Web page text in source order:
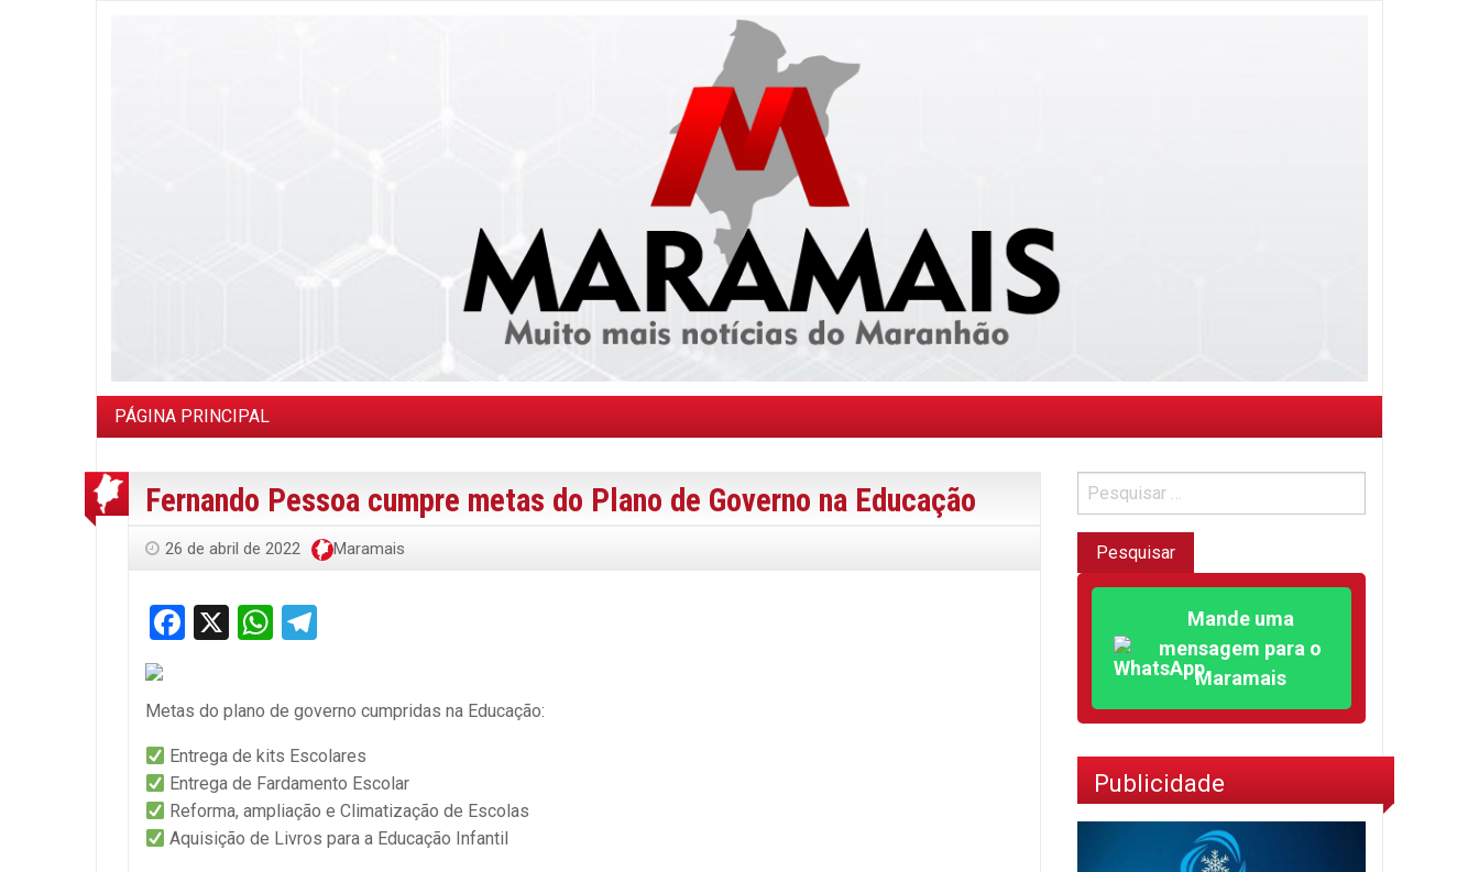
PÁGINA PRINCIPAL
Fernando Pessoa cumpre metas do Plano de Governo na Educação
26 de abril de 2022 Maramais
Facebook
X WhatsApp
Metas do plano de governo cumpridas na Educação:
Entrega de kits Escolares
Entrega de Fardamento Escolar
Reforma, ampliação e Climatização de Escolas
Aquisição de Livros para a Educação Infantil
Mande uma
mensagem para o
Maramais
Publicidade